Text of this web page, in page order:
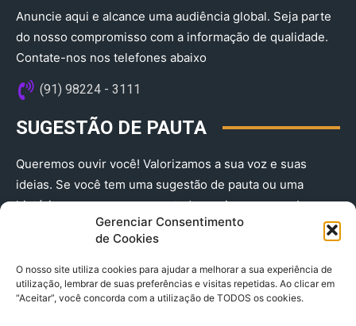
Gerenciar Consentimento
de Cookies
O nosso site utiliza cookies para ajudar a melhorar a sua experiência de
utilização, lembrar de suas preferências e visitas repetidas. Ao clicar em
“Aceitar”, você concorda com a utilização de TODOS os cookies.
Anuncie aqui e alcance uma audiência global. Seja parte
do nosso compromisso com a informação de qualidade.
Contate-nos nos telefones abaixo
(91) 98224 - 3111
SUGESTÃO DE PAUTA
Queremos ouvir você! Valorizamos a sua voz e suas
ideias. Se você tem uma sugestão de pauta ou uma
história que merece ser contada, envie-nos agora!
(91) 98224 - 3111